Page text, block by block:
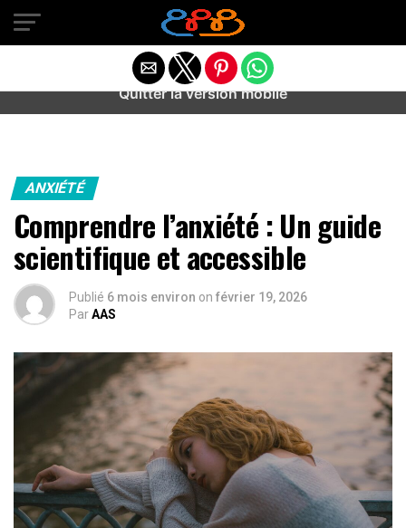
Warning
: preg_match(): Unknown modifier '/' in
/home/u589487443/domains/aideanxietestress.fr/
content/plugins/idev-post-views/includes/class-bots.php
ANXIÉTÉ
Comprendre l’anxiété : Un guide
scientifique et accessible
Publié 6 mois environ on février 19, 2026
ParAAS
Quitter la version mobile